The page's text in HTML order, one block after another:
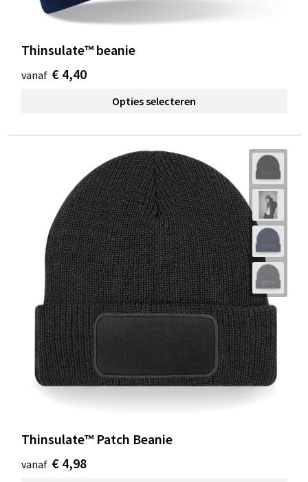
Thinsulate™ beanie
vanaf € 4,40
Opties selecteren
Thinsulate™ Patch Beanie
vanaf € 4,98